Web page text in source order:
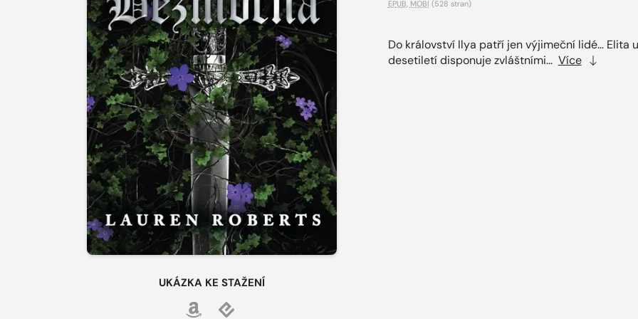
UKÁZKA KE STAŽENÍ
EPUB MOBI (528 stran)
Do království Ilya patří jen výjimeční lidé… Elita
desetiletí disponuje zvláštními... Více